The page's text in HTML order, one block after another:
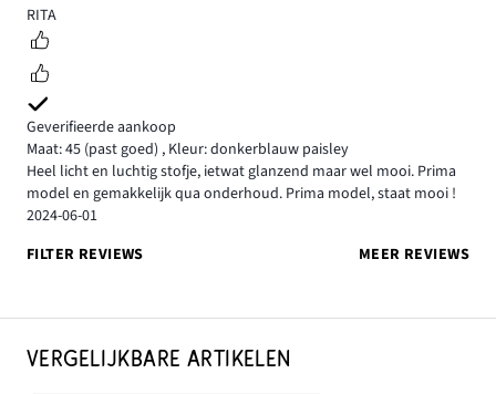
5
RITA
Geverifieerde aankoop
Maat: 45 (past goed) , Kleur: donkerblauw paisley
Heel licht en luchtig stofje, ietwat glanzend maar wel mooi. Prima
model en gemakkelijk qua onderhoud. Prima model, staat mooi !
2024-06-01
FILTER REVIEWS
MEER REVIEWS
VERGELIJKBARE ARTIKELEN